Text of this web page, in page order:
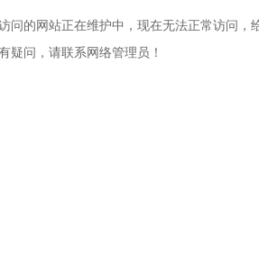
问的网站正在维护中，现在无法正常访问，
疑问，请联系网络管理员！